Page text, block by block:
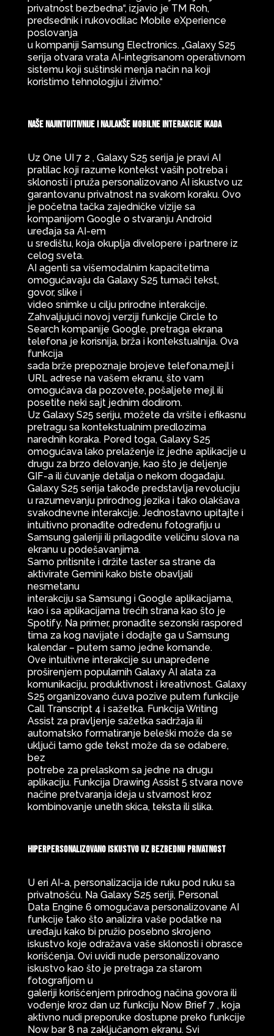
privatnost bezbedna“, izjavio je TM Roh,
predsednik i rukovodilac Mobile eXperience
poslovanja
u kompaniji Samsung Electronics. „Galaxy S25
serija otvara vrata AI-integrisanom operativnom
sistemu koji suštinski menja način na koji
koristimo tehnologiju i živimo.“
Naše najintuitivnije i najlakše mobilne interakcije ikada
Uz One UI 7 2 , Galaxy S25 serija je pravi AI
pratilac koji razume kontekst vaših potreba i
sklonosti i pruža personalizovano AI iskustvo uz
garantovanu privatnost na svakom koraku. Ovo
je početna tačka zajedničke vizije sa
kompanijom Google o stvaranju Android
uređaja sa AI-em
u središtu, koja okuplja divelopere i partnere iz
celog sveta.
AI agenti sa višemodalnim kapacitetima
omogućavaju da Galaxy S25 tumači tekst,
govor, slike i
video snimke u cilju prirodne interakcije.
Zahvaljujući novoj verziji funkcije Circle to
Search kompanije Google, pretraga ekrana
telefona je korisnija, brža i kontekstualnija. Ova
funkcija
sada brže prepoznaje brojeve telefona,mejl i
URL adrese na vašem ekranu, što vam
omogućava da pozovete, pošaljete mejl ili
posetite neki sajt jednim dodirom.
Uz Galaxy S25 seriju, možete da vršite i efikasnu
pretragu sa kontekstualnim predlozima
narednih koraka. Pored toga, Galaxy S25
omogućava lako prelaženje iz jedne aplikacije u
drugu za brzo delovanje, kao što je deljenje
GIF-a ili čuvanje detalja o nekom događaju.
Galaxy S25 serija takođe predstavlja revoluciju
u razumevanju prirodnog jezika i tako olakšava
svakodnevne interakcije. Jednostavno upitajte i
intuitivno pronađite određenu fotografiju u
Samsung galeriji ili prilagodite veličinu slova na
ekranu u podešavanjima.
Samo pritisnite i držite taster sa strane da
aktivirate Gemini kako biste obavljali
nesmetanu
interakciju sa Samsung i Google aplikacijama,
kao i sa aplikacijama trećih strana kao što je
Spotify. Na primer, pronađite sezonski raspored
tima za kog navijate i dodajte ga u Samsung
kalendar – putem samo jedne komande.
Ove intuitivne interakcije su unapređene
proširenjem popularnih Galaxy AI alata za
komunikaciju, produktivnost i kreativnost. Galaxy
S25 organizovano čuva pozive putem funkcije
Call Transcript 4 i sažetka. Funkcija Writing
Assist za pravljenje sažetka sadržaja ili
automatsko formatiranje beleški može da se
uključi tamo gde tekst može da se odabere,
bez
potrebe za prelaskom sa jedne na drugu
aplikaciju. Funkcija Drawing Assist 5 stvara nove
načine pretvaranja ideja u stvarnost kroz
kombinovanje unetih skica, teksta ili slika.
Hiperpersonalizovano iskustvo uz bezbednu privatnost
U eri AI-a, personalizacija ide ruku pod ruku sa
privatnošću. Na Galaxy S25 seriji, Personal
Data Engine 6 omogućava personalizovane AI
funkcije tako što analizira vaše podatke na
uređaju kako bi pružio posebno skrojeno
iskustvo koje odražava vaše sklonosti i obrasce
korišćenja. Ovi uvidi nude personalizovano
iskustvo kao što je pretraga za starom
fotografijom u
galeriji korišćenjem prirodnog načina govora ili
vođenje kroz dan uz funkciju Now Brief 7 , koja
aktivno nudi preporuke dostupne preko funkcije
Now bar 8 na zaključanom ekranu. Svi